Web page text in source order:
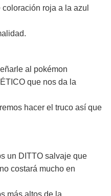
roja a la azul
al pokémon
que nos da la
hacer el truco así que
un DITTO salvaje que
costará mucho en
más altos de la